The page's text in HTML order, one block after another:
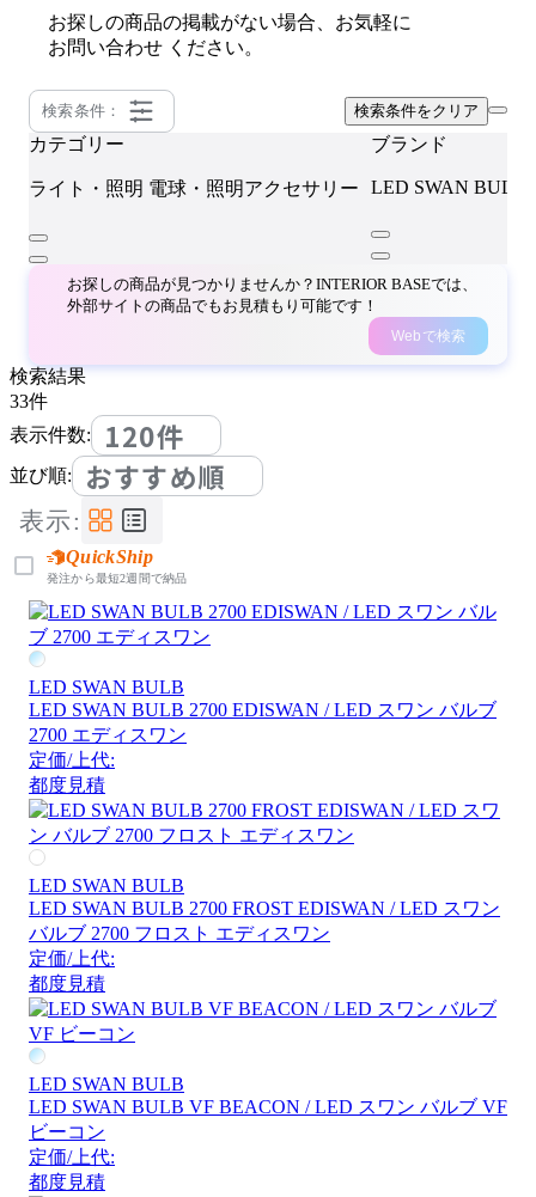
お探しの商品の掲載がない場合、お気軽に
お問い合わせ ください。
検索条件： 検索条件をクリア
カテゴリー
ライト・照明 電球・照明アクセサリー
ブランド
LED SWAN BULB
お探しの商品が見つかりませんか？INTERIOR BASEでは、
外部サイトの商品でもお見積もり可能です！
Webで検索
検索結果
33件
表示件数:
120件
並び順: おすすめ順
表示:
QuickShip
発注から最短2週間で納品
LED SWAN BULB
LED SWAN BULB 2700 EDISWAN / LED スワン バルブ
2700 エディスワン
定価/上代:
都度見積
LED SWAN BULB
LED SWAN BULB 2700 FROST EDISWAN / LED スワン
バルブ 2700 フロスト エディスワン
定価/上代:
都度見積
LED SWAN BULB
LED SWAN BULB VF BEACON / LED スワン バルブ VF
ビーコン
定価/上代:
都度見積